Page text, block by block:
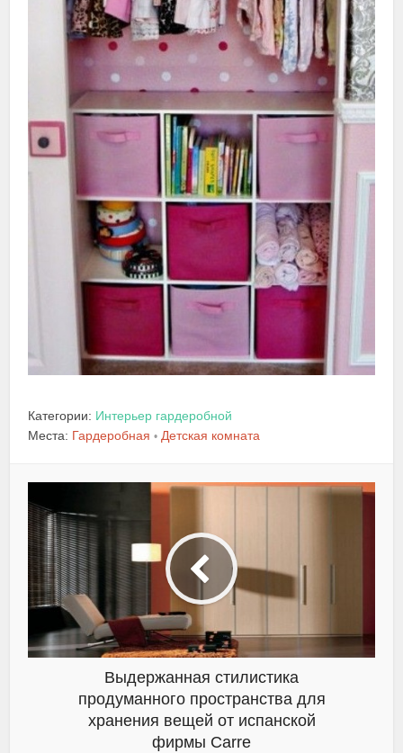
Категории: Интерьер гардеробной
Места: Гардеробная • Детская комната
Выдержанная стилистика
продуманного пространства для
хранения вещей от испанской
фирмы Carre